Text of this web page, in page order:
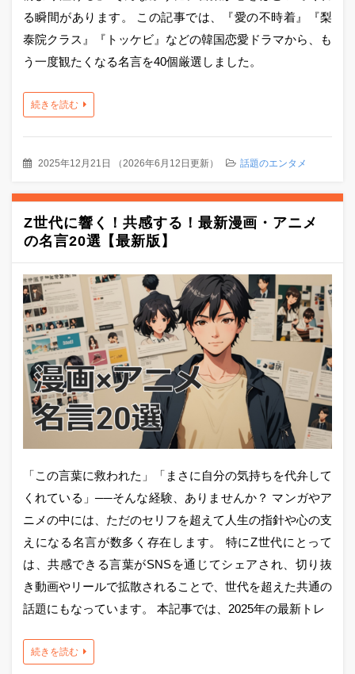
る瞬間があります。 この記事では、『愛の不時着』『梨
泰院クラス』『トッケビ』などの韓国恋愛ドラマから、も
う一度観たくなる名言を40個厳選しました。
続きを読む
2025年12月21日 （2026年6月12日更新） 話題のエンタメ
Z世代に響く！共感する！最新漫画・アニメ
の名言20選【最新版】
「この言葉に救われた」「まさに自分の気持ちを代弁して
くれている」──そんな経験、ありませんか？ マンガやア
ニメの中には、ただのセリフを超えて人生の指針や心の支
えになる名言が数多く存在します。 特にZ世代にとって
は、共感できる言葉がSNSを通じてシェアされ、切り抜
き動画やリールで拡散されることで、世代を超えた共通の
話題にもなっています。 本記事では、2025年の最新トレ
続きを読む